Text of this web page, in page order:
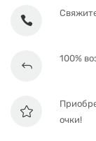
100%
очки!